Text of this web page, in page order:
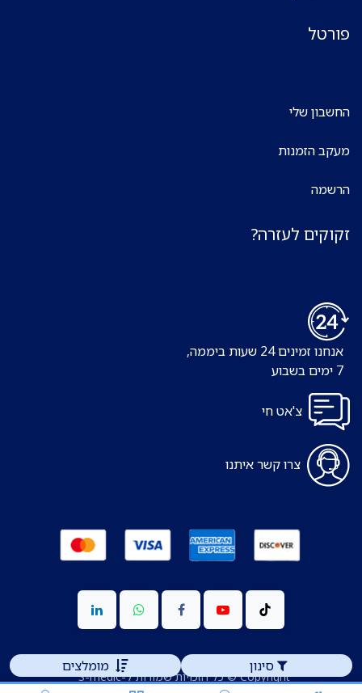
סינון מומלצים
פורטל
החשבון שלי
מעקב הזמנות
הרשמה
זקוקים לעזרה?
אנחנו זמינים 24 שעות ביממה,
צ'אט חי
צרו קשר איתנו
Copyright © כל הזכויות שמורות ל-S-medic